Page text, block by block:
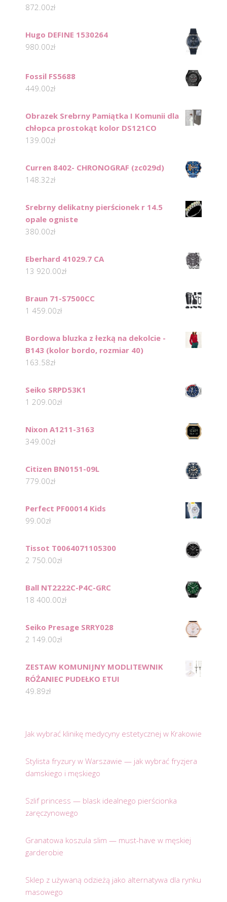
872.00zł
Hugo DEFINE 1530264
980.00zł
Fossil FS5688
449.00zł
Obrazek Srebrny Pamiątka I Komunii dla
chłopca prostokąt kolor DS121CO
139.00zł
Curren 8402- CHRONOGRAF (zc029d)
148.32zł
Srebrny delikatny pierścionek r 14.5
opale ogniste
380.00zł
Eberhard 41029.7 CA
13 920.00zł
Braun 71-S7500CC
1 459.00zł
Bordowa bluzka z łezką na dekolcie -
B143 (kolor bordo, rozmiar 40)
163.58zł
Seiko SRPD53K1
1 209.00zł
Nixon A1211-3163
349.00zł
Citizen BN0151-09L
779.00zł
Perfect PF00014 Kids
99.00zł
Tissot T0064071105300
2 750.00zł
Ball NT2222C-P4C-GRC
18 400.00zł
Seiko Presage SRRY028
2 149.00zł
ZESTAW KOMUNIJNY MODLITEWNIK
RÓŻANIEC PUDEŁKO ETUI
49.89zł
Jak wybrać klinikę medycyny estetycznej w Krakowie
Stylista fryzury w Warszawie — jak wybrać fryzjera
damskiego i męskiego
Szlif princess — blask idealnego pierścionka
zaręczynowego
Granatowa koszula slim — must-have w męskiej
garderobie
Sklep z używaną odzieżą jako alternatywa dla rynku
masowego